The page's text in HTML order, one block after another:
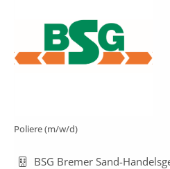
Poliere (m/w/d)
BSG Bremer Sand-